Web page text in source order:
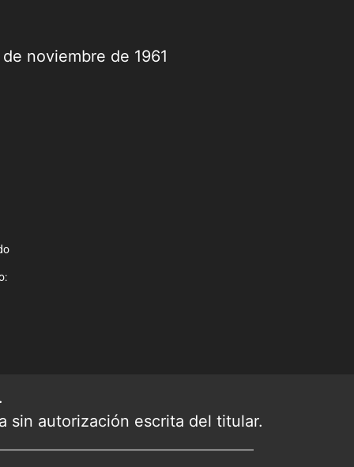
noviembre de 1961
sin autorización escrita del titular.